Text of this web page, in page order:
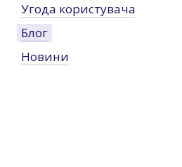
Угода користувача
Блог
Новини